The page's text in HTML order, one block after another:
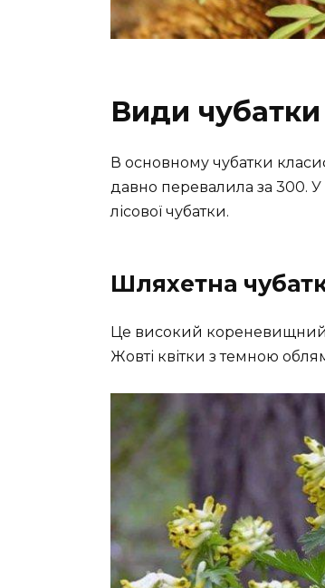
Види чубатки
В основному чубатки
давно перевалила за 300.
лісової чубатки.
Шляхетна
Це високий кореневищний
Жовті квітки з темною